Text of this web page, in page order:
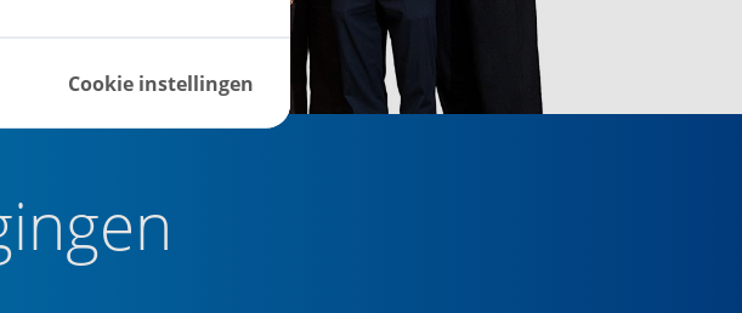
Cookie instellingen